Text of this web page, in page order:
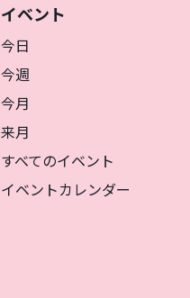
イベント
今日
今週
今月
来月
すべてのイベント
イベントカレンダー